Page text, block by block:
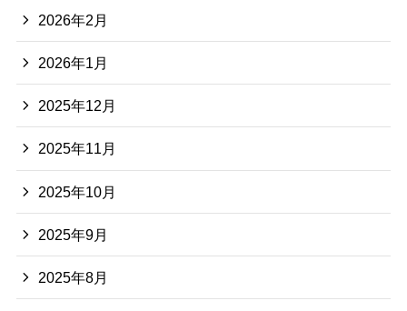
2026年2月
2026年1月
2025年12月
2025年11月
2025年10月
2025年9月
2025年8月